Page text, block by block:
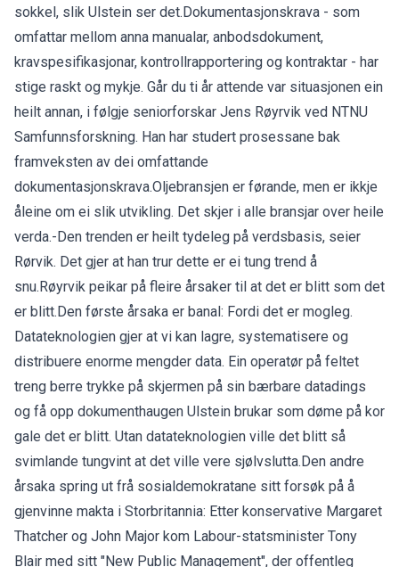
sokkel, slik Ulstein ser det.Dokumentasjonskrava - som
omfattar mellom anna manualar, anbodsdokument,
kravspesifikasjonar, kontrollrapportering og kontraktar - har
stige raskt og mykje. Går du ti år attende var situasjonen ein
heilt annan, i følgje seniorforskar Jens Røyrvik ved NTNU
Samfunnsforskning. Han har studert prosessane bak
framveksten av dei omfattande
dokumentasjonskrava.Oljebransjen er førande, men er ikkje
åleine om ei slik utvikling. Det skjer i alle bransjar over heile
verda.-Den trenden er heilt tydeleg på verdsbasis, seier
Rørvik. Det gjer at han trur dette er ei tung trend å
snu.Røyrvik peikar på fleire årsaker til at det er blitt som det
er blitt.Den første årsaka er banal: Fordi det er mogleg.
Datateknologien gjer at vi kan lagre, systematisere og
distribuere enorme mengder data. Ein operatør på feltet
treng berre trykke på skjermen på sin bærbare datadings
og få opp dokumenthaugen Ulstein brukar som døme på kor
gale det er blitt. Utan datateknologien ville det blitt så
svimlande tungvint at det ville vere sjølvslutta.Den andre
årsaka spring ut frå sosialdemokratane sitt forsøk på å
gjenvinne makta i Storbritannia: Etter konservative Margaret
Thatcher og John Major kom Labour-statsminister Tony
Blair med sitt "New Public Management", der offentleg